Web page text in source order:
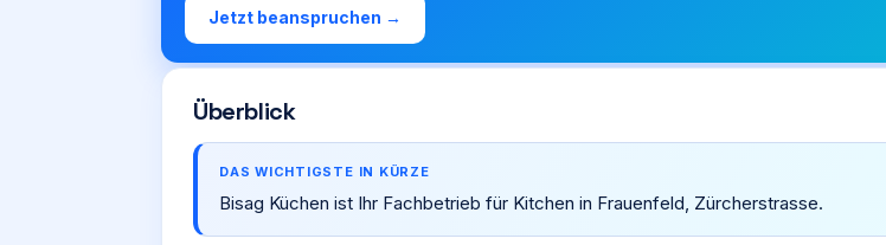
Jetzt beanspruchen →
Überblick
DAS WICHTIGSTE IN KÜRZE
Bisag Küchen ist Ihr Fachbetrieb für Kitchen in Frauenfeld, Zürcherstrasse.